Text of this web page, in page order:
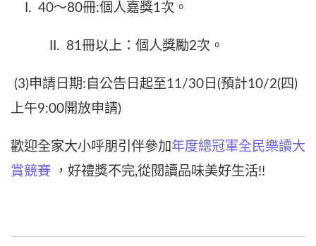
I. 40～80冊:個人嘉獎1次。
II. 81冊以上：個人獎勵2次。
(3)申請日期:自公告日起至11/30日(預計10/2(四)
上午9:00開放申請)
歡迎全家大小呼朋引伴參加 年度總冠軍全民樂讀大
賞競賽 ，好禮獎不完,從閱讀品味美好生活!!